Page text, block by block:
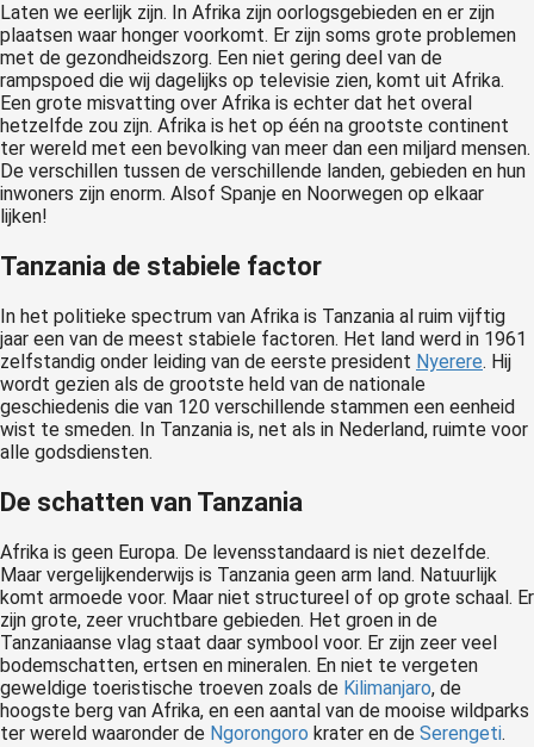
Laten we eerlijk zijn. In Afrika zijn oorlogsgebieden en er zijn
plaatsen waar honger voorkomt. Er zijn soms grote problemen
met de gezondheidszorg. Een niet gering deel van de
rampspoed die wij dagelijks op televisie zien, komt uit Afrika.
Een grote misvatting over Afrika is echter dat het overal
hetzelfde zou zijn. Afrika is het op één na grootste continent
ter wereld met een bevolking van meer dan een miljard mensen.
De verschillen tussen de verschillende landen, gebieden en hun
inwoners zijn enorm. Alsof Spanje en Noorwegen op elkaar
lijken!
Tanzania de stabiele factor
In het politieke spectrum van Afrika is Tanzania al ruim vijftig
jaar een van de meest stabiele factoren. Het land werd in 1961
zelfstandig onder leiding van de eerste president Nyerere. Hij
wordt gezien als de grootste held van de nationale
geschiedenis die van 120 verschillende stammen een eenheid
wist te smeden. In Tanzania is, net als in Nederland, ruimte voor
alle godsdiensten.
De schatten van Tanzania
Afrika is geen Europa. De levensstandaard is niet dezelfde.
Maar vergelijkenderwijs is Tanzania geen arm land. Natuurlijk
komt armoede voor. Maar niet structureel of op grote schaal. Er
zijn grote, zeer vruchtbare gebieden. Het groen in de
Tanzaniaanse vlag staat daar symbool voor. Er zijn zeer veel
bodemschatten, ertsen en mineralen. En niet te vergeten
geweldige toeristische troeven zoals de Kilimanjaro, de
hoogste berg van Afrika, en een aantal van de mooise wildparks
ter wereld waaronder de Ngorongoro krater en de Serengeti.